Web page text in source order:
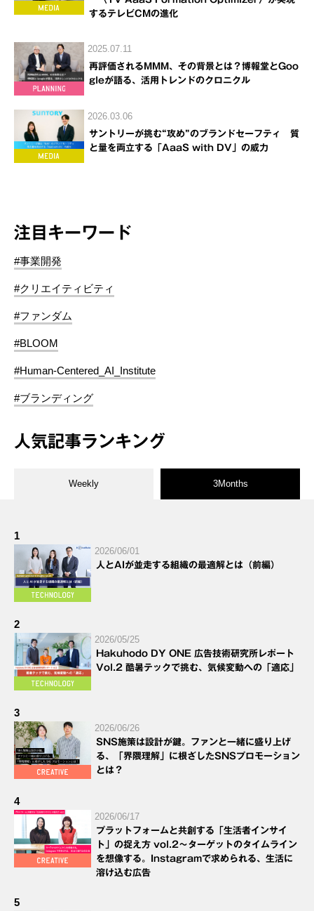
するテレビCMの進化
2025.07.11
再評価されるMMM、その背景とは？博報堂とGoo
gleが語る、活用トレンドのクロニクル
2026.03.06
サントリーが挑む“攻め”のブランドセーフティ 質
と量を両立する「AaaS with DV」の威力
注目キーワード
#事業開発
#クリエイティビティ
#ファンダム
#BLOOM
#Human-Centered_AI_Institute
#ブランディング
人気記事ランキング
Weekly 3Months
1
2026/06/01
人とAIが並走する組織の最適解とは（前編）
2
2026/05/25
Hakuhodo DY ONE 広告技術研究所レポート
Vol.2 酷暑テックで挑む、気候変動への「適応」
3
2026/06/26
SNS施策は設計が鍵。ファンと一緒に盛り上げ
る、「界隈理解」に根ざしたSNSプロモーション
とは？
4
2026/06/17
プラットフォームと共創する「生活者インサイ
ト」の捉え方 vol.2～ターゲットのタイムライン
を想像する。Instagramで求められる、生活に
溶け込む広告
5